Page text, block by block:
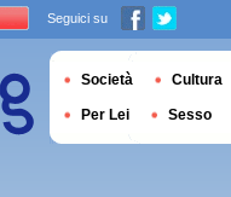
Seguici su
Società Cultura
Per Lei Sesso